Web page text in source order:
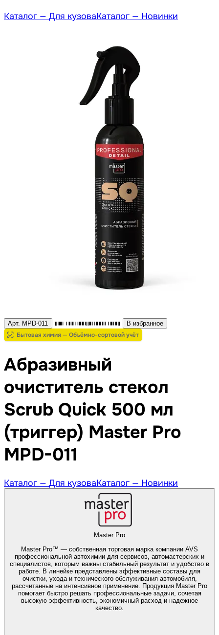
Каталог — Для кузоваКаталог — Новинки
Арт. MPD-011 В избранное
Бытовая химия — Объёмно-сортовой учёт
Абразивный
очиститель стекол
Scrub Quick 500 мл
(триггер) Master Pro
MPD-011
Каталог — Для кузоваКаталог — Новинки
Master Pro
Master Pro™ — собственная торговая марка компании AVS
профессиональной автохимии для сервисов, автомастерских и
специалистов, которым важны стабильный результат и удобство в
работе. В линейке представлены эффективные составы для
очистки, ухода и технического обслуживания автомобиля,
рассчитанные на интенсивное применение. Продукция Master Pro
помогает быстро решать профессиональные задачи, сочетая
высокую эффективность, экономичный расход и надежное
качество.